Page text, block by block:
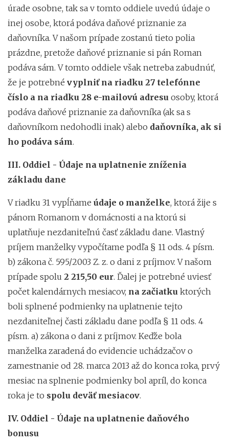
úrade osobne, tak sa v tomto oddiele uvedú údaje o
inej osobe, ktorá podáva daňové priznanie za
daňovníka. V našom prípade zostanú tieto polia
prázdne, pretože daňové priznanie si pán Roman
podáva sám. V tomto oddiele však netreba zabudnúť,
že je potrebné vyplniť na riadku 27 telefónne
číslo a na riadku 28 e-mailovú adresu osoby, ktorá
podáva daňové priznanie za daňovníka (ak sa s
daňovníkom nedohodli inak) alebo daňovníka, ak si
ho podáva sám.
III. Oddiel - Údaje na uplatnenie zníženia
základu dane
V riadku 31 vypĺňame údaje o manželke, ktorá žije s
pánom Romanom v domácnosti a na ktorú si
uplatňuje nezdaniteľnú časť základu dane. Vlastný
príjem manželky vypočítame podľa § 11 ods. 4 písm.
b) zákona č. 595/2003 Z. z. o dani z príjmov. V našom
prípade spolu 2 215,50 eur. Ďalej je potrebné uviesť
počet kalendárnych mesiacov, na začiatku ktorých
boli splnené podmienky na uplatnenie tejto
nezdaniteľnej časti základu dane podľa § 11 ods. 4
písm. a) zákona o dani z príjmov. Keďže bola
manželka zaradená do evidencie uchádzačov o
zamestnanie od 28. marca 2013 až do konca roka, prvý
mesiac na splnenie podmienky bol apríl, do konca
roka je to spolu deväť mesiacov.
IV. Oddiel - Údaje na uplatnenie daňového
bonusu